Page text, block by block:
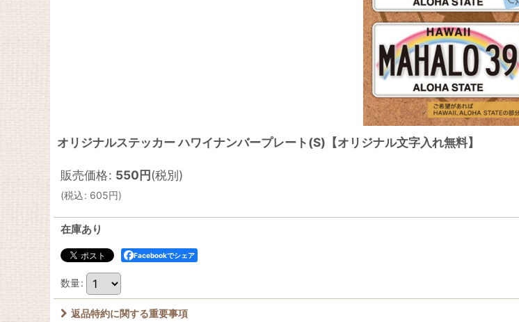
オリジナルステッカー ハワイナンバープレート(S)【オリジナル文字入れ無料】
販売価格: 550円(税別)
(税込: 605円)
在庫あり
Facebookでシェア
数量:
返品特約に関する重要事項